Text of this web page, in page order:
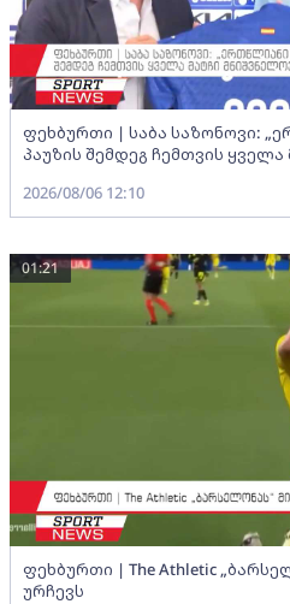
ფეხბურთი | საბა საზონოვი:
პაუზის შემდეგ ჩემთვის
2026/08/06 12:10
ფეხბურთი | The Athletic
ურჩევს
01:21